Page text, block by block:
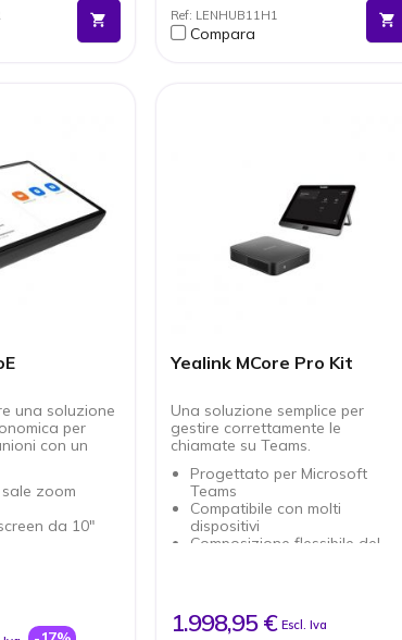
Ref: LENHUB11H1
Compara
una soluzione
per
con un
zoom
da 10"
Yealink MCore Pro Kit
Una soluzione semplice per
gestire correttamente le
chiamate su Teams.
Progettato per Microsoft
Teams
Compatibile con molti
dispositivi
Composizione flessibile del
un'interfaccia su misura per
Microsoft Teams
1.998,95 € Escl. Iva